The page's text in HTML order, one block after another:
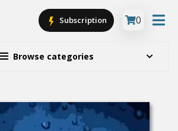
Browse categories
Subscription 0